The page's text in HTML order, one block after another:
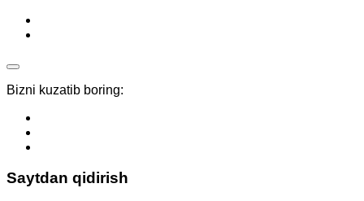
Bizni kuzatib boring:
Saytdan qidirish